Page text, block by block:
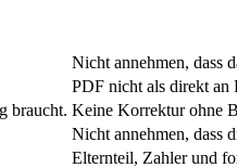
Nicht annehmen, dass
PDF nicht als direkt an
braucht. Keine Korrektur ohne
Nicht annehmen, dass
Elternteil, Zahler und